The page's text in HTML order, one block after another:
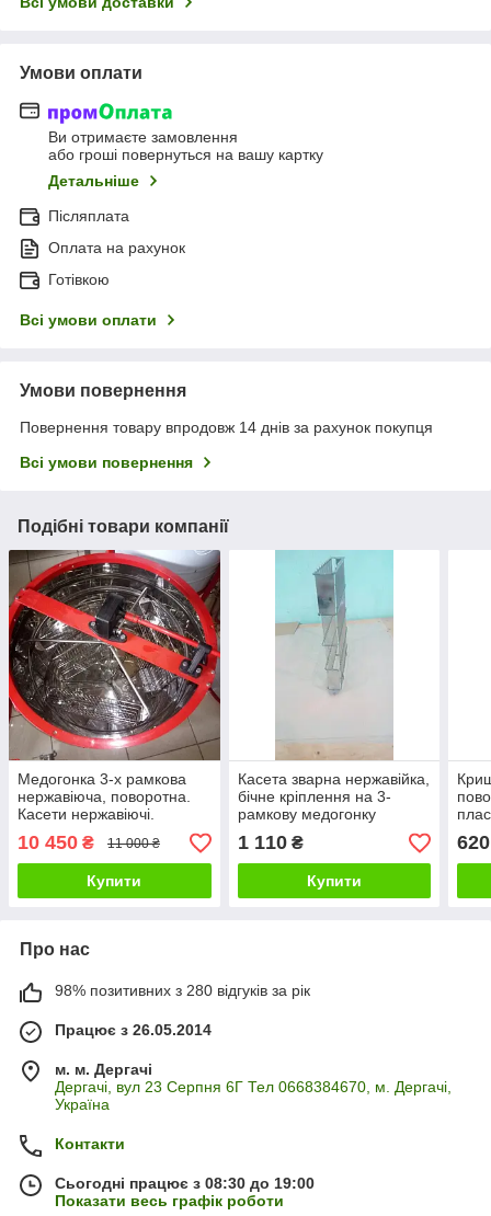
Умови оплати
Ви отримаєте замовлення
або гроші повернуться на вашу картку
Детальніше
Післяплата
Оплата на рахунок
Готівкою
Всі умови оплати
Умови повернення
Повернення товару впродовж 14 днів за рахунок покупця
Всі умови повернення
Подібні товари компанії
Медогонка 3-х рамкова
нержавіюча, поворотна.
Касети нержавіючі.
10 450 ₴ 11 000 ₴
Купити
Касета зварна нержавійка,
бічне кріплення на 3-
рамкову медогонку
1 110₴
Купити
620
Про нас
98% позитивних з 280 відгуків за рік
Працює з 26.05.2014
м. м. Дергачі
Дергачі, вул 23 Серпня 6Г Тел 0668384670, м. Дергачі,
Україна
Контакти
Сьогодні працює з 08:30 до 19:00
Показати весь графік роботи